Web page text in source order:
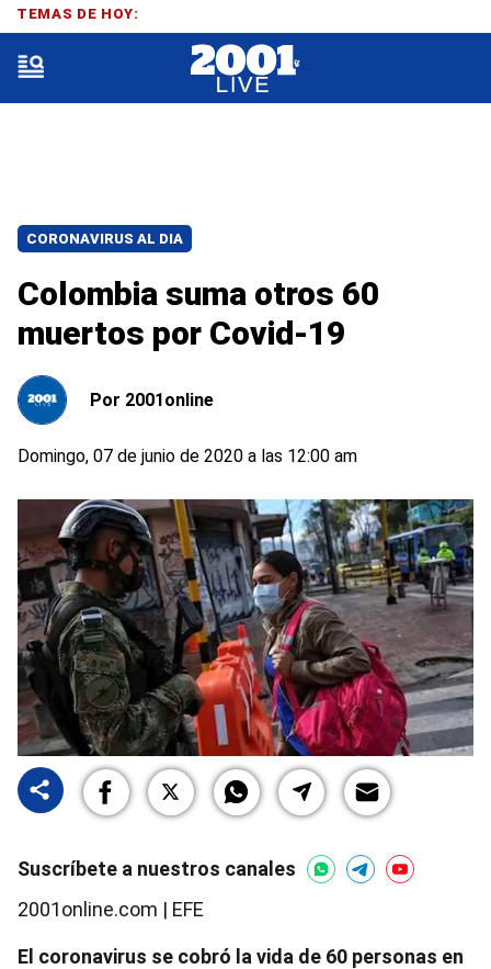
CORONAVIRUS AL DIA
Colombia suma otros 60
muertos por Covid-19
Por 2001online
Domingo, 07 de junio de 2020 a las 12:00 am
Suscríbete a nuestros canales
2001online.com | EFE
El coronavirus se cobró la vida de 60 personas en
TEMAS DE HOY: